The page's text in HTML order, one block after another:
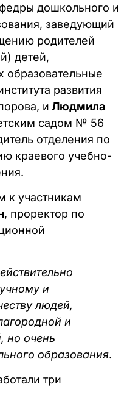
дошкольного и
заведующий
родителей
детей,
развития
и Людмила
садом № 56
отделения по
краевого учебно-
к участникам
, проректор по
и
людей,
и
но очень
образования.
три